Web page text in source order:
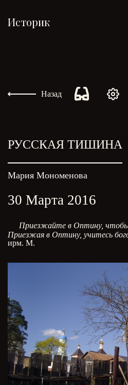
Историк
Назад
РУССКАЯ ТИШИНА
30 Марта 2016
Мария Мономенова
Приезжайте в Оптину,
Приезжая в Оптину, учитесь
ирм. М.